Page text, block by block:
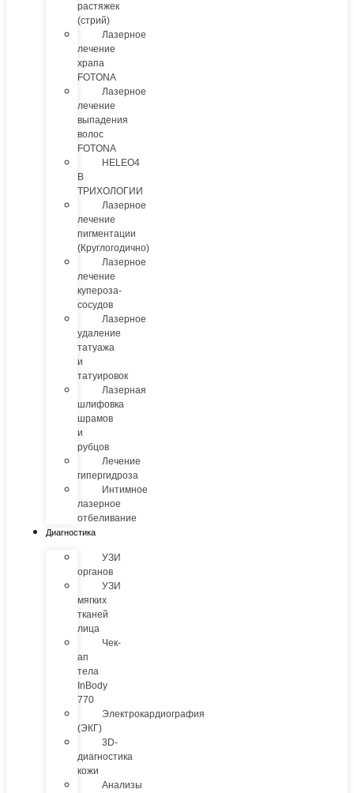
растяжек
(стрий)
Лазерное
лечение
храпа
FOTONA
Лазерное
лечение
выпадения
волос
FOTONA
HELEO4
В
ТРИХОЛОГИИ
Лазерное
лечение
пигментации
(Круглогодично)
Лазерное
лечение
купероза-
сосудов
Лазерное
удаление
татуажа
и
татуировок
Лазерная
шлифовка
шрамов
и
рубцов
Лечение
гипергидроза
Интимное
лазерное
отбеливание
Диагностика
УЗИ
органов
УЗИ
мягких
тканей
лица
Чек-
ап
тела
InBody
770
Электрокардиография
(ЭКГ)
3D-
диагностика
кожи
Анализы